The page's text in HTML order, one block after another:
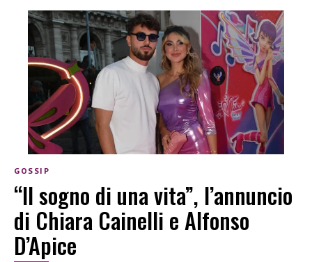
GOSSIP
“Il sogno di una vita”, l’annuncio
di Chiara Cainelli e Alfonso
D’Apice